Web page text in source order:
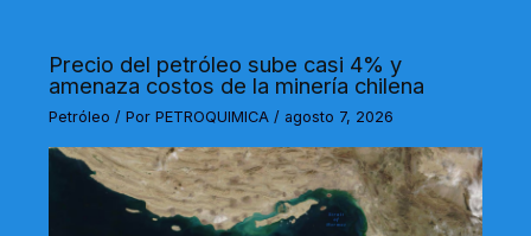
Precio del petróleo sube casi 4% y
amenaza costos de la minería chilena
Petróleo / PorPETROQUIMICA / agosto 7, 2026